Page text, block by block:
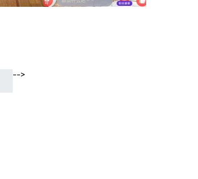
-->